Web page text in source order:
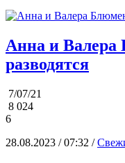
Анна и
разводятся
7/07/21
8 024
6
28.08.2023 / 07:32 /